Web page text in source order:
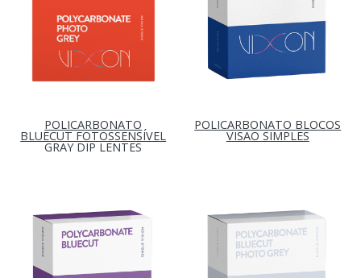
POLICARBONATO
BLUECUT FOTOSSENSÍVEL
GRAY DIP LENTES
POLICARBONATO BLOCOS
VISÃO SIMPLES